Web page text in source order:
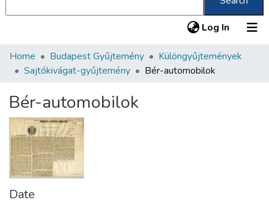
Log In (current)
Communities & Collections
Statistics
About us
Home Budapest Gyűjtemény
Különgyűjtemények
Sajtókivágat-gyűjtemény
Bér-automobilok
Bér-automobilok
Date